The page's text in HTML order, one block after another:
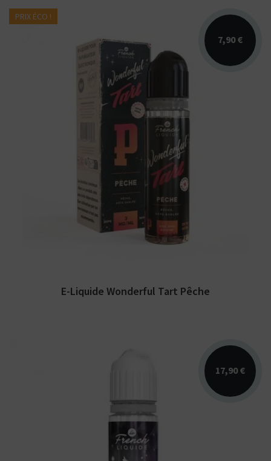
PRIX ÉCO !
7,90 €
Arômes : tarte à la pêche. E-liquide
Wonderful Tart. Disponible en 60 ml et 3
mg/ml. Booster...
E-Liquide Wonderful Tart Pêche
17,90 €